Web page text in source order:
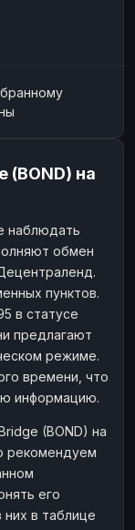
USD
USD
(BOND) на
наблюдать
обмен
пунктов.
в статусе
предлагают
режиме.
времени, что
информацию.
(BOND) на
рекомендуем
его
в таблице